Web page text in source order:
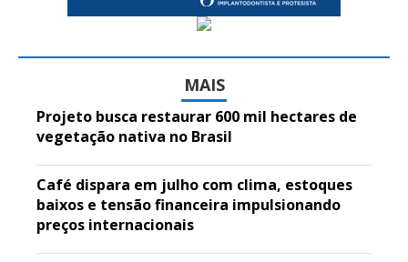
MAIS
Projeto busca restaurar 600 mil hectares de
vegetação nativa no Brasil
Café dispara em julho com clima, estoques
baixos e tensão financeira impulsionando
preços internacionais